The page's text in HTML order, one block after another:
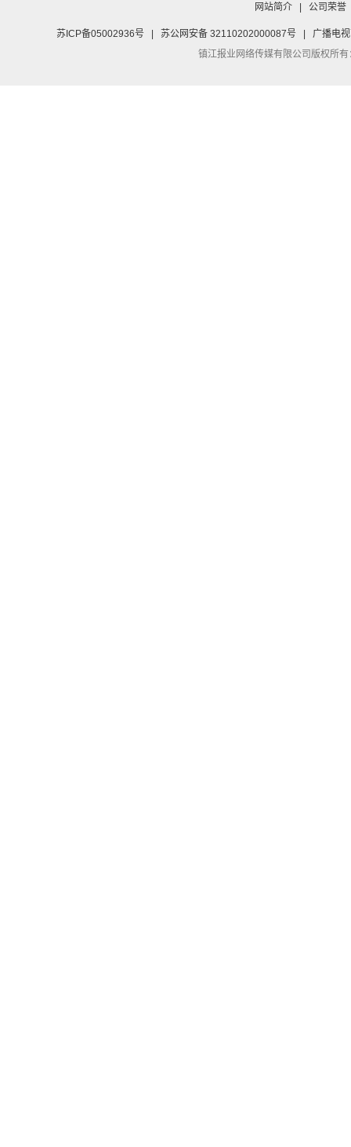
网站简介 公司荣誉
苏ICP备05002936号 苏公网安备 32110202000087号
广播电
镇江报业网络传媒有限公司版权所